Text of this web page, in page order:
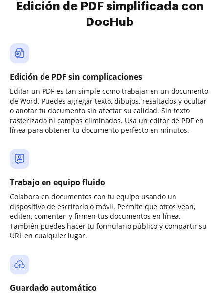
Edición de PDF simplificada con
DocHub
Edición de PDF sin complicaciones
Editar un PDF es tan simple como trabajar en un documento
de Word. Puedes agregar texto, dibujos, resaltados y ocultar
o anotar tu documento sin afectar su calidad. Sin texto
rasterizado ni campos eliminados. Usa un editor de PDF en
línea para obtener tu documento perfecto en minutos.
Trabajo en equipo fluido
Colabora en documentos con tu equipo usando un
dispositivo de escritorio o móvil. Permite que otros vean,
editen, comenten y firmen tus documentos en línea.
También puedes hacer tu formulario público y compartir su
URL en cualquier lugar.
Guardado automático